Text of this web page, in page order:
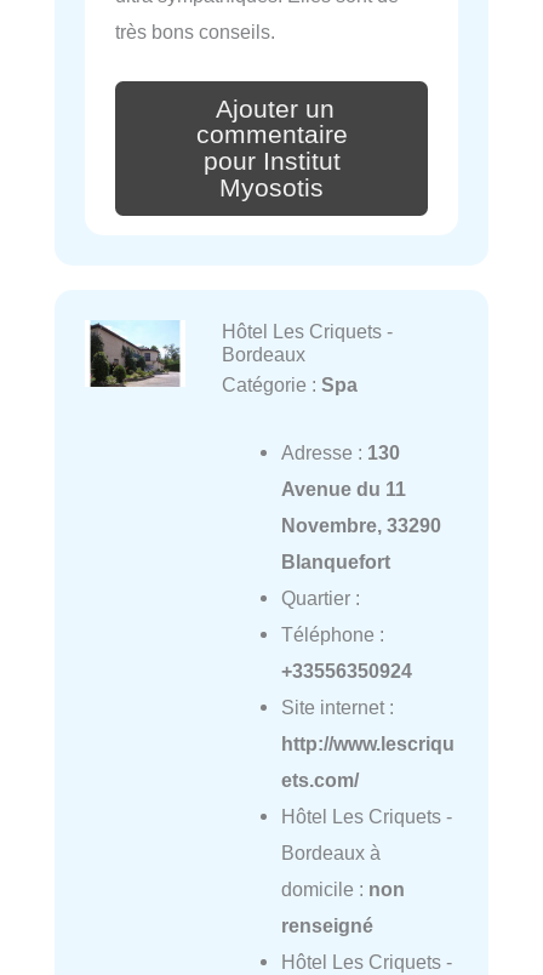
très bons conseils.
Ajouter un
commentaire
pour Institut
Myosotis
Hôtel Les Criquets -
Bordeaux
Catégorie : Spa
Adresse : 130
Avenue du 11
Novembre, 33290
Blanquefort
Quartier :
Téléphone :
+33556350924
Site internet :
http://www.lescriqu
ets.com/
Hôtel Les Criquets -
Bordeaux à
domicile : non
renseigné
Hôtel Les Criquets -